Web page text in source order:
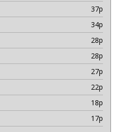
37p
34p
28p
28p
27p
22p
18p
17p